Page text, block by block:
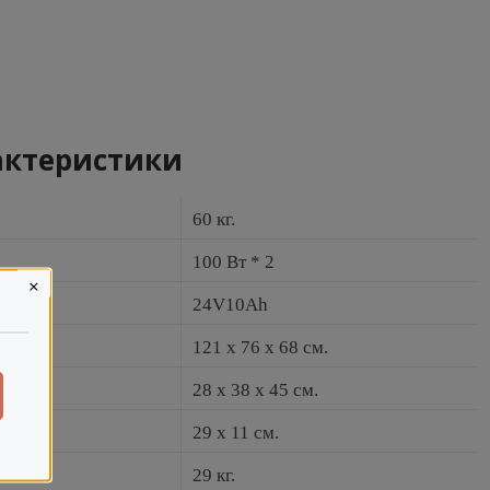
60 кг.
100 Вт * 2
24V10Ah
121 x 76 x 68 см.
28 x 38 x 45 см.
29 x 11 см.
29 кг.
×